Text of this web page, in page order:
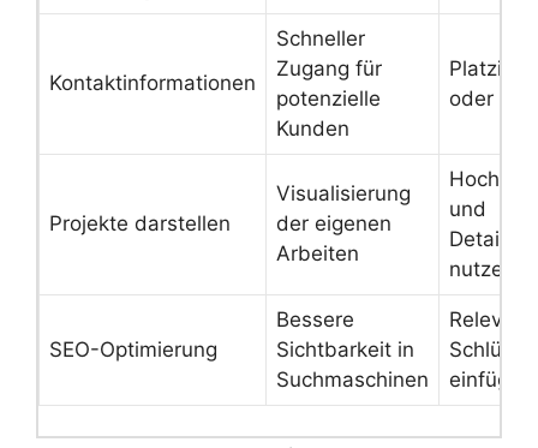
Kontaktinformationen
Schneller
Zugang für
potenzielle
Kunden
oder
Projekte darstellen
Visualisierung
der eigenen
Arbeiten
und
nutzen
SEO-Optimierung
Bessere
Sichtbarkeit in
Suchmaschinen
einfügen